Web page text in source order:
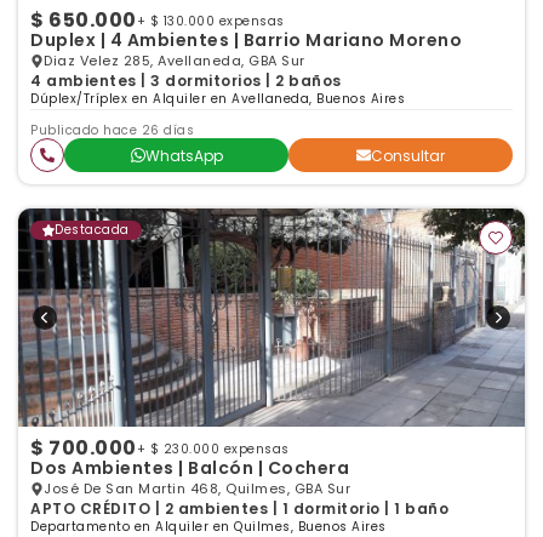
$ 650.000 + $ 130.000 expensas
Duplex | 4 Ambientes | Barrio Mariano Moreno
Diaz Velez 285, Avellaneda, GBA Sur
4 ambientes | 3 dormitorios | 2 baños
Dúplex/Tríplex en Alquiler en Avellaneda, Buenos Aires
Publicado hace 26 días
WhatsApp Consultar
Destacada
$ 700.000 + $ 230.000 expensas
Dos Ambientes | Balcón | Cochera
José De San Martin 468, Quilmes, GBA Sur
APTO CRÉDITO | 2 ambientes | 1 dormitorio | 1 baño
Departamento en Alquiler en Quilmes, Buenos Aires